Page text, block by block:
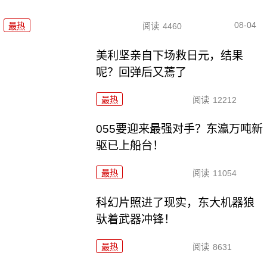
最热 阅读 4460 08-04
美利坚亲自下场救日元，结果
呢？回弹后又蔫了
最热 阅读 12212
055要迎来最强对手？东瀛万吨新
驱已上船台！
最热 阅读 11054
科幻片照进了现实，东大机器狼
驮着武器冲锋！
最热 阅读 8631